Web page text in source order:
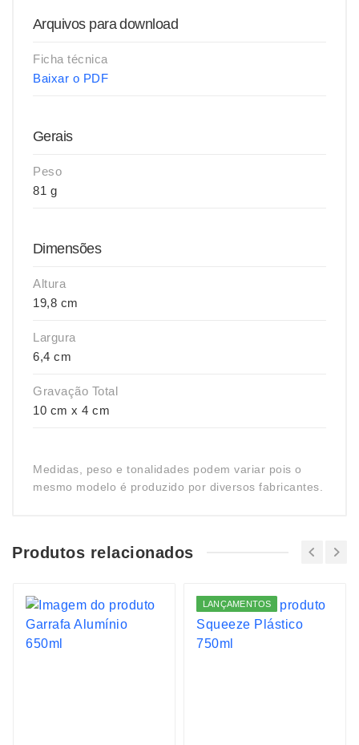
Arquivos para download
Ficha técnica
Baixar o PDF
Gerais
Peso
81 g
Dimensões
Altura
19,8 cm
Largura
6,4 cm
Gravação Total
10 cm x 4 cm
Medidas, peso e tonalidades podem variar pois o
mesmo modelo é produzido por diversos fabricantes.
Produtos relacionados
LANÇAMENTOS